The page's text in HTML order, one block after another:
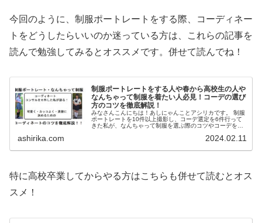
今回のように、制服ポートレートをする際、コーディネー
トをどうしたらいいのか迷っている方は、これらの記事を
読んで勉強してみるとオススメです。併せて読んでね！
制服ポートレートをする人や春から高校生の人や
なんちゃって制服を着たい人必見！コーデの選び
方のコツを徹底解説！
みなさんこんにちは！あしにゃんことアシリカです。 制服
ポートレートを10件以上撮影し、コーデ選定を6件行って
きた私が、なんちゃって制服を選ぶ際のコツやコーデを選
ashirika.com 2024.02.11
特に高校卒業してからやる方はこちらも併せて読むとオス
スメ！